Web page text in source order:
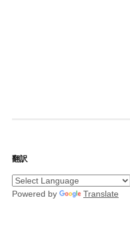
翻訳
Powered by Translate